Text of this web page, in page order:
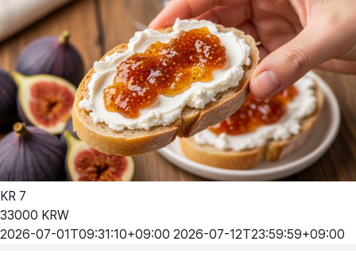
KR 7
33000 KRW
2026-07-01T09:31:10+09:00 2026-07-12T23:59:59+09:00